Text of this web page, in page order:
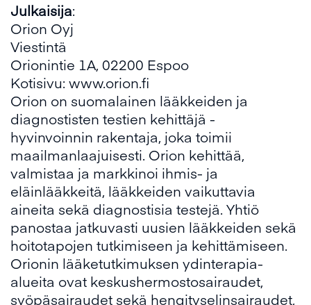
Julkaisija:
Orion Oyj
Viestintä
Orionintie 1A, 02200 Espoo
Kotisivu:www.orion.fi
Orion on suomalainen lääkkeiden ja
diagnostisten testien kehittäjä -
hyvinvoinnin rakentaja, joka toimii
maailmanlaajuisesti. Orion kehittää,
valmistaa ja markkinoi ihmis- ja
eläinlääkkeitä, lääkkeiden vaikuttavia
aineita sekä diagnostisia testejä. Yhtiö
panostaa jatkuvasti uusien lääkkeiden sekä
hoitotapojen tutkimiseen ja kehittämiseen.
Orionin lääketutkimuksen ydinterapia-
alueita ovat keskushermostosairaudet,
syöpäsairaudet sekä hengityselinsairaudet,